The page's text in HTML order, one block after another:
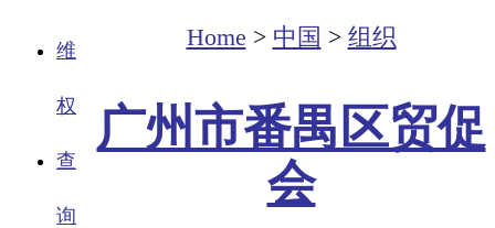
维
权
查
询
Home > 中国 > 组织
广州市番禺区贸促
会